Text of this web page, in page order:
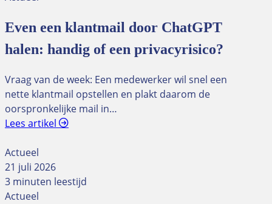
Even een klantmail door ChatGPT
halen: handig of een privacyrisico?
Vraag van de week: Een medewerker wil snel een
nette klantmail opstellen en plakt daarom de
oorspronkelijke mail in…
Lees artikel
Actueel
21 juli 2026
3 minuten leestijd
Actueel